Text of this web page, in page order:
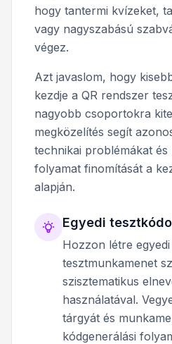
hogy tantermi kvízeket,
vagy nagyszabású
végez.
Azt javaslom, hogy
kezdje a QR rendszer
nagyobb csoportokra
megközelítés segít
technikai problémákat és
folyamat finomítását a
alapján.
Egyedi
Hozzon létre
tesztmunkamenet
szisztematikus
használatával.
tárgyát és
kódgenerálási